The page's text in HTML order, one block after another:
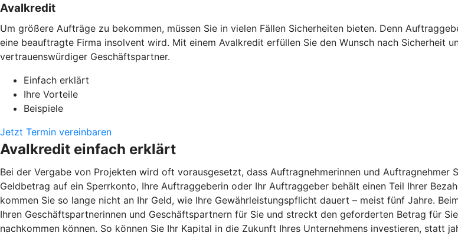
Avalkredit
Um größere Aufträge zu bekommen, müssen Sie in vielen Fällen Sicherheiten bieten. Denn
eine beauftragte Firma insolvent wird. Mit einem Avalkredit erfüllen Sie den Wunsch nach Sicherheit
vertrauenswürdiger Geschäftspartner.
Einfach erklärt
Ihre Vorteile
Beispiele
Jetzt Termin vereinbaren
Avalkredit einfach erklärt
Bei der Vergabe von Projekten wird oft vorausgesetzt, dass Auftragnehmerinnen und
Geldbetrag auf ein Sperrkonto, Ihre Auftraggeberin oder Ihr Auftraggeber behält einen Teil Ihrer
kommen Sie so lange nicht an Ihr Geld, wie Ihre Gewährleistungspflicht dauert – meist fünf Jahre.
Ihren Geschäftspartnerinnen und Geschäftspartnern für Sie und streckt den geforderten Betrag für
nachkommen können. So können Sie Ihr Kapital in die Zukunft Ihres Unternehmens investieren, statt